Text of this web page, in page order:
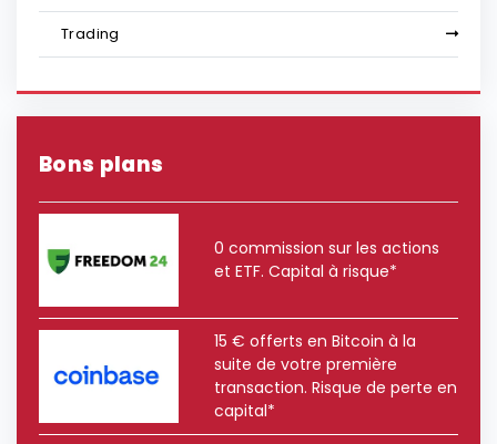
Trading
Bons plans
0 commission sur les actions
et ETF. Capital à risque*
15 € offerts en Bitcoin à la
suite de votre première
transaction. Risque de perte en
capital*